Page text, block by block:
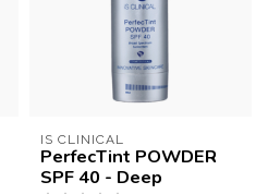
IS CLINICAL
PerfecTint POWDER
SPF 40 - Deep